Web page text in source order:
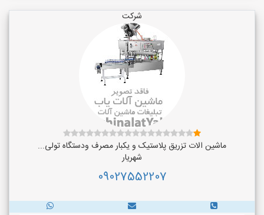
شرکت
ماشین الات تزریق پلاستیک و یکبار مصرف ودستگاه تولی...
شهریار
09027552207